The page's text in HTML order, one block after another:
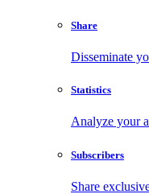
Share
Disseminate
Statistics
Analyze your
Subscribers
Share